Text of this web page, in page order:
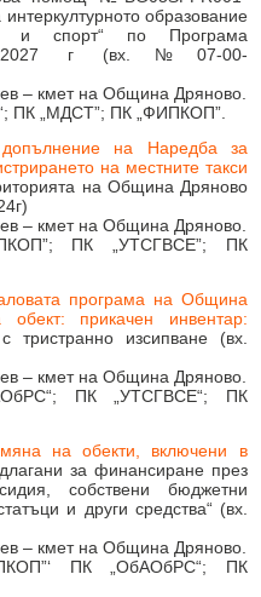
образование
и спорт“ по Програма
2027 г (вх.№07-00-
– кмет на Община Дряново.
ПК „МДСТ”; ПК „ФИПКОП”.
на Наредба за
на местните такси
на Община Дряново
– кмет на Община Дряново.
ПК „УТСГВСЕ”; ПК
програма на Община
прикачен инвентар:
изсипване (вх.
– кмет на Община Дряново.
ПК „УТСГВСЕ“; ПК
на обекти, включени в
за финансиране през
собствени бюджетни
и други средства“ (вх.
– кмет на Община Дряново.
ПК „ОбАОбРС“; ПК